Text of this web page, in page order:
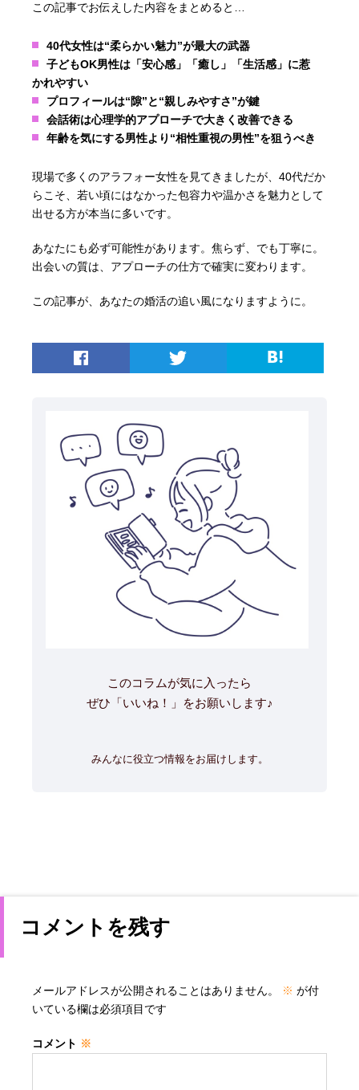
この記事でお伝えした内容をまとめると…
40代女性は“柔らかい魅力”が最大の武器
子どもOK男性は「安心感」「癒し」「生活感」に惹
かれやすい
プロフィールは“隙”と“親しみやすさ”が鍵
会話術は心理学的アプローチで大きく改善できる
年齢を気にする男性より“相性重視の男性”を狙うべき
現場で多くのアラフォー女性を見てきましたが、40代だか
らこそ、若い頃にはなかった包容力や温かさを魅力として
出せる方が本当に多いです。
あなたにも必ず可能性があります。焦らず、でも丁寧に。
出会いの質は、アプローチの仕方で確実に変わります。
この記事が、あなたの婚活の追い風になりますように。
このコラムが気に入ったら
ぜひ「いいね！」をお願いします♪
みんなに役立つ情報をお届けします。
コメントを残す
メールアドレスが公開されることはありません。 ※ が付
いている欄は必須項目です
コメント ※